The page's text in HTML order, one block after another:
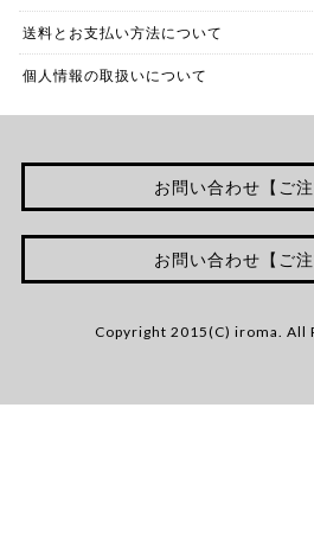
送料とお支払い方法について
個人情報の取扱いについて
お問い合わせ【ご注
お問い合わせ【ご注
Copyright 2015(C) iroma. All